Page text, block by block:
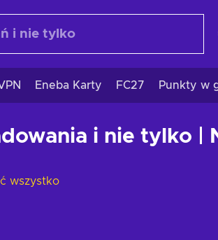
Eneba Karty FC27 Punkty w
i nie tylko |
wszystko